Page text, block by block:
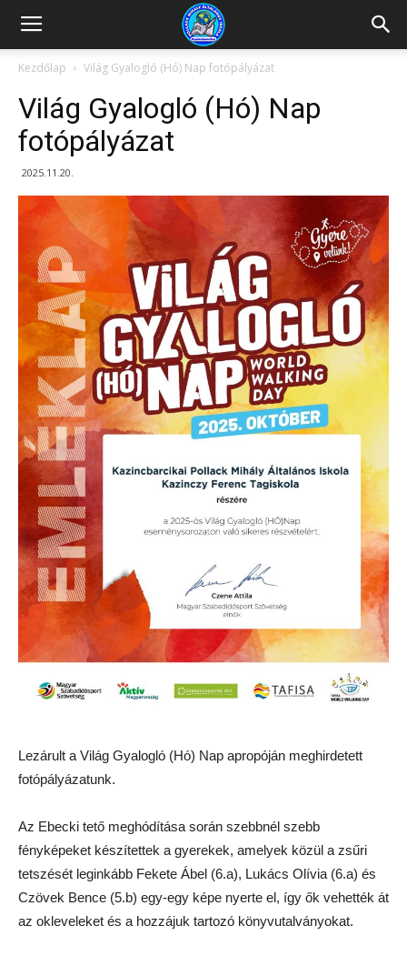
Kazincbarcikai
Pollack
Mihály
Általános
Iskola
Kezdőlap Világ Gyalogló (Hó) Nap fotópályázat
Világ Gyalogló (Hó) Nap
fotópályázat
2025.11.20.
Lezárult a Világ Gyalogló (Hó) Nap apropóján meghirdetett
fotópályázatunk.
Az Ebecki tető meghódítása során szebbnél szebb
fényképeket készítettek a gyerekek, amelyek közül a zsűri
tetszését leginkább Fekete Ábel (6.a), Lukács Olívia (6.a) és
Czövek Bence (5.b) egy-egy képe nyerte el, így ők vehették át
az okleveleket és a hozzájuk tartozó könyvutalványokat.